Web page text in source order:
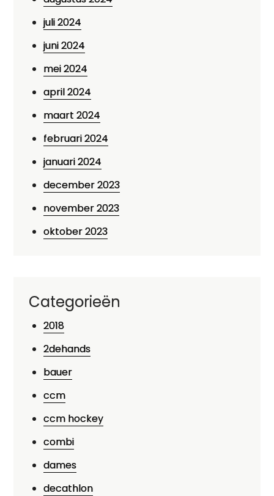
juli 2024
juni 2024
mei 2024
april 2024
maart 2024
februari 2024
januari 2024
december 2023
november 2023
oktober 2023
Categorieën
2018
2dehands
bauer
ccm
ccm hockey
combi
dames
decathlon